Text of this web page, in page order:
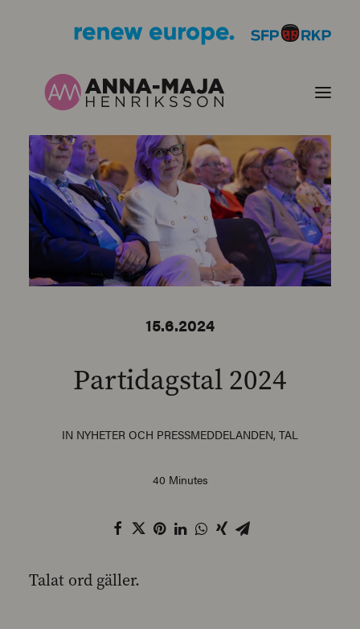
PUBLIKATIONER
HJÄRTEFRÅGOR
PERSONPORTRÄTT
SEARCH
15.6.2024
Partidagstal 2024
IN NYHETER OCH PRESSMEDDELANDEN, TAL
40 Minutes
Talat ord gäller.